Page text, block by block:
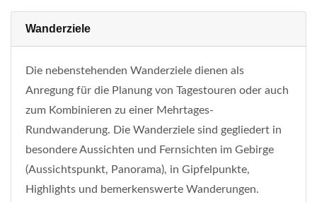
Wanderziele
Die nebenstehenden Wanderziele dienen als
Anregung für die Planung von Tagestouren oder auch
zum Kombinieren zu einer Mehrtages-
Rundwanderung. Die Wanderziele sind gegliedert in
besondere Aussichten und Fernsichten im Gebirge
(Aussichtspunkt, Panorama), in Gipfelpunkte,
Highlights und bemerkenswerte Wanderungen.